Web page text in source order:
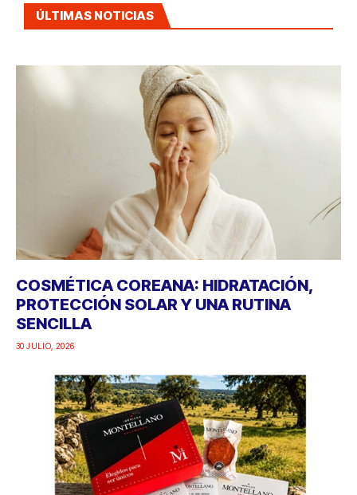
ÚLTIMAS NOTICIAS
COSMÉTICA COREANA: HIDRATACIÓN,
PROTECCIÓN SOLAR Y UNA RUTINA
SENCILLA
30 JULIO, 2026